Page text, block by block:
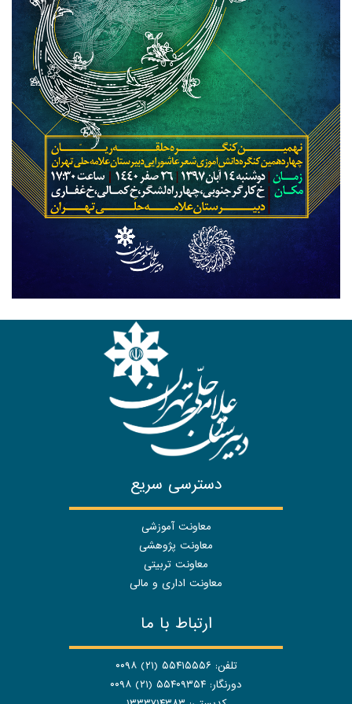
دسترسی سریع
معاونت آموزشی
معاونت پژوهشی
معاونت تربیتی
معاونت اداری و مالی
ارتباط با ما
تلفن: ۵۵۴۱۵۵۵۶ (۲۱) ۰۰۹۸
دورنگار: ۵۵۴۰۹۳۵۴ (۲۱) ۰۰۹۸